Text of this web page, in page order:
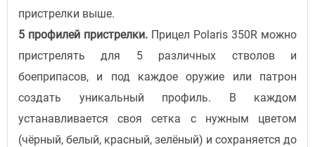
пристрелки выше.
5 профилей пристрелки. Прицел Polaris 350R можно
пристрелять для 5 различных стволов и
боеприпасов, и под каждое оружие или патрон
создать уникальный профиль. В каждом
устанавливается своя сетка с нужным цветом
(чёрный, белый, красный, зелёный) и сохраняется до